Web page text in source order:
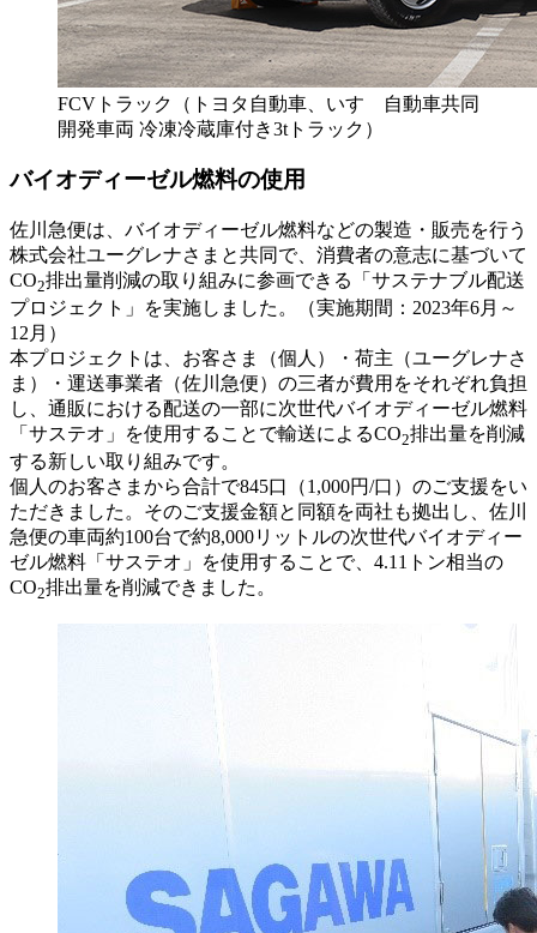
FCVトラック（トヨタ自動車、いすゞ自動車共同
開発車両 冷凍冷蔵庫付き3tトラック）
バイオディーゼル燃料の使用
佐川急便は、バイオディーゼル燃料などの製造・販売を行う
株式会社ユーグレナさまと共同で、消費者の意志に基づいて
CO2排出量削減の取り組みに参画できる「サステナブル配送
プロジェクト」を実施しました。（実施期間：2023年6月～
12月）
本プロジェクトは、お客さま（個人）・荷主（ユーグレナさ
ま）・運送事業者（佐川急便）の三者が費用をそれぞれ負担
し、通販における配送の一部に次世代バイオディーゼル燃料
「サステオ」を使用することで輸送によるCO2排出量を削減
する新しい取り組みです。
個人のお客さまから合計で845口（1,000円/口）のご支援をい
ただきました。そのご支援金額と同額を両社も拠出し、佐川
急便の車両約100台で約8,000リットルの次世代バイオディー
ゼル燃料「サステオ」を使用することで、4.11トン相当の
CO2排出量を削減できました。